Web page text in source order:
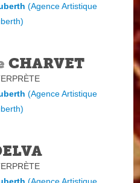
(Agence Artistique
)
CHARVET
(Agence Artistique
)
(Agence Artistique